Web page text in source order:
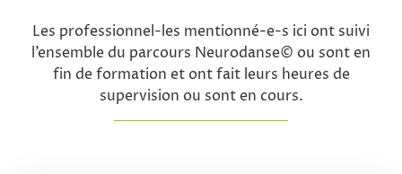
Les professionnel-les mentionné-e-s ici ont suivi
l’ensemble du parcours Neurodanse© ou sont en
fin de formation et ont fait leurs heures de
supervision ou sont en cours.